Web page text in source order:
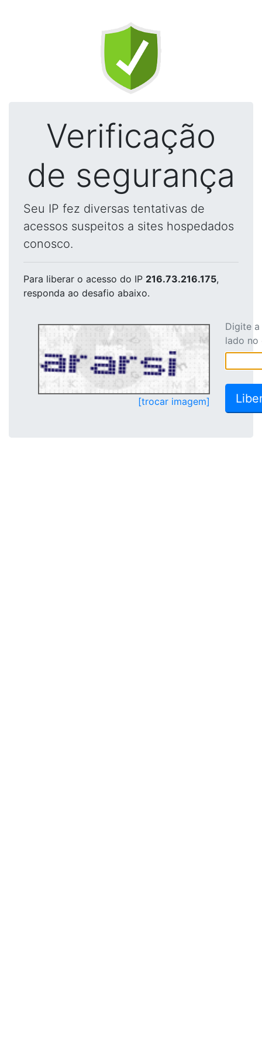
Verificação
de segurança
Seu IP fez diversas tentativas de
acessos suspeitos a sites hospedados
conosco.
Para liberar o acesso do IP 216.73.216.175,
responda ao desafio abaixo.
[trocar imagem]
Digite
lado no